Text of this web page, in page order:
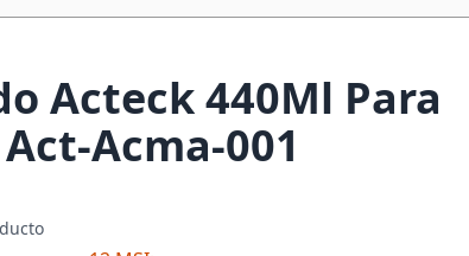
Acteck 440Ml Para
Acma-001